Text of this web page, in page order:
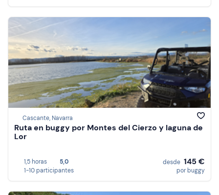
Cascante, Navarra
Ruta en buggy por Montes del Cierzo y laguna de
Lor
1,5 horas
5,0
1-10 participantes
desde 145 €
por buggy